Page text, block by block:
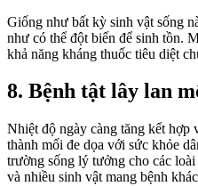
Giống như bất kỳ sinh vật sống
như có thể đột biến để sinh tồn.
khả năng kháng thuốc tiêu diệt
8. Bệnh tật lây lan
Nhiệt độ ngày càng tăng kết hợp
thành mối đe dọa với sức khỏe
trường sống lý tưởng cho các
và nhiều sinh vật mang bệnh